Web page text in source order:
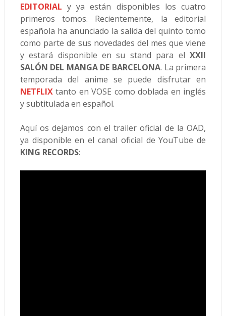
EDITORIAL y ya están disponibles los cuatro
primeros tomos. Recientemente, la editorial
española ha anunciado la salida del quinto tomo
como parte de sus novedades del mes que viene
y estará disponible en su stand para elXXII
SALÓN DEL MANGA DE BARCELONA. La primera
temporada del anime se puede disfrutar en
NETFLIXtanto en VOSE como doblada en inglés
y subtitulada en español.
Aquí os dejamos con el trailer oficial de la OAD,
ya disponible en el canal oficial de YouTube de
KING RECORDS: